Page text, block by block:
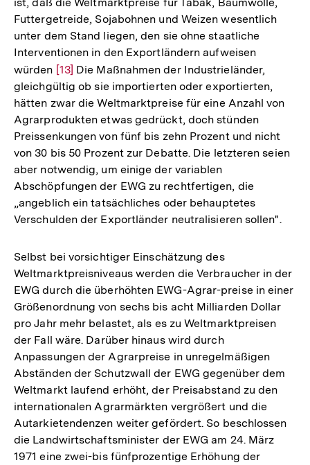
Futtergetreide, Sojabohnen und Weizen wesentlich
unter dem Stand liegen, den sie ohne staatliche
Interventionen in den Exportländern aufweisen
würden Zur
Auflösung
der
Fußnote
[13] Die Maßnahmen der Industrieländer,
gleichgültig ob sie importierten oder exportierten,
hätten zwar die Weltmarktpreise für eine Anzahl von
Agrarprodukten etwas gedrückt, doch stünden
Preissenkungen von fünf bis zehn Prozent und nicht
von 30 bis 50 Prozent zur Debatte. Die letzteren seien
aber notwendig, um einige der variablen
Abschöpfungen der EWG zu rechtfertigen, die
„angeblich ein tatsächliches oder behauptetes
Verschulden der Exportländer neutralisieren sollen".
Selbst bei vorsichtiger Einschätzung des
Weltmarktpreisniveaus werden die Verbraucher in der
EWG durch die überhöhten EWG-Agrar-preise in einer
Größenordnung von sechs bis acht Milliarden Dollar
pro Jahr mehr belastet, als es zu Weltmarktpreisen
der Fall wäre. Darüber hinaus wird durch
Anpassungen der Agrarpreise in unregelmäßigen
Abständen der Schutzwall der EWG gegenüber dem
Weltmarkt laufend erhöht, der Preisabstand zu den
internationalen Agrarmärkten vergrößert und die
Autarkietendenzen weiter gefördert. So beschlossen
die Landwirtschaftsminister der EWG am 24. März
1971 eine zwei-bis fünfprozentige Erhöhung der